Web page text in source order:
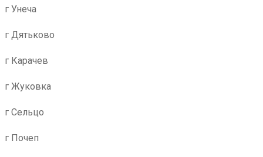
г Унеча
г Дятьково
г Карачев
г Жуковка
г Сельцо
г Почеп